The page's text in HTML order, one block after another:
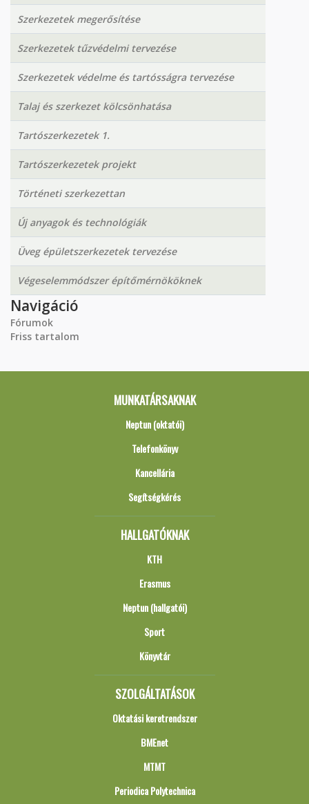
Szerkezetek megerősítése
Szerkezetek tűzvédelmi tervezése
Szerkezetek védelme és tartósságra tervezése
Talaj és szerkezet kölcsönhatása
Tartószerkezetek 1.
Tartószerkezetek projekt
Történeti szerkezettan
Új anyagok és technológiák
Üveg épületszerkezetek tervezése
Végeselemmódszer építőmérnököknek
Navigáció
Fórumok
Friss tartalom
MUNKATÁRSAKNAK
Neptun (oktatói)
Telefonkönyv
Kancellária
Segítségkérés
HALLGATÓKNAK
KTH
Erasmus
Neptun (hallgatói)
Sport
Könyvtár
SZOLGÁLTATÁSOK
Oktatási keretrendszer
BMEnet
MTMT
Periodica Polytechnica